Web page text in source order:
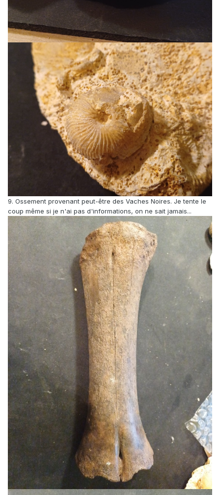
9. Ossement provenant peut-être des Vaches Noires. Je tente le
coup même si je n'ai pas d'informations, on ne sait jamais...